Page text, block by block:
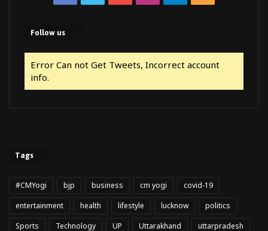
Follow us
Error Can not Get Tweets, Incorrect account
info.
Tags
#CMYogi bjp business cm yogi
covid-19
entertainment
health lifestyle lucknow
politics
Sports
Technology UP Uttarakhand uttarpradesh